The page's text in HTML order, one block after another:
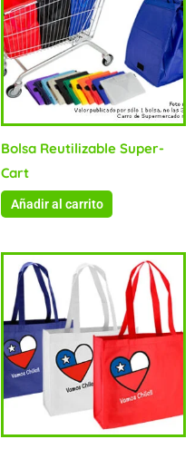
Bolsa Reutilizable Super-
Cart
Añadir al carrito